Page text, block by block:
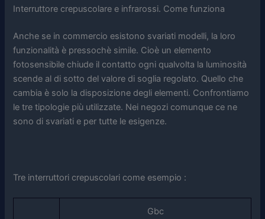
Interruttore crepuscolare e infrarossi. Come funziona
Anche se in commercio esistono svariati modelli, la loro
funzionalità è pressochè simile. Cioè un elemento
fotosensibile chiude il contatto ogni qualvolta la luminosità
scende al di sotto del valore di soglia regolato. Quello che
cambia è solo la disposizione degli elementi. Confrontiamo
le tre tipologie più utilizzate. Nei negozi comunque ce ne
sono di svariati e per tutte le esigenze.
Tre interruttori crepuscolari come esempio :
Gbc